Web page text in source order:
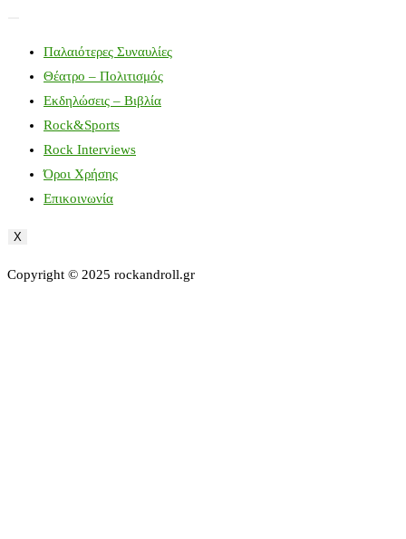
Παλαιότερες Συναυλίες
Θέατρο – Πολιτισμός
Εκδηλώσεις – Βιβλία
Rock&Sports
Rock Interviews
Όροι Χρήσης
Επικοινωνία
X
Copyright © 2025 rockandroll.gr